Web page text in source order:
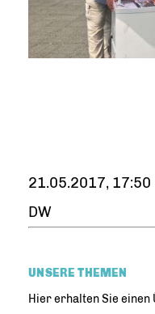
21.05.2017, 17:50
DW
UNSERE THEMEN
Hier erhalten Sie